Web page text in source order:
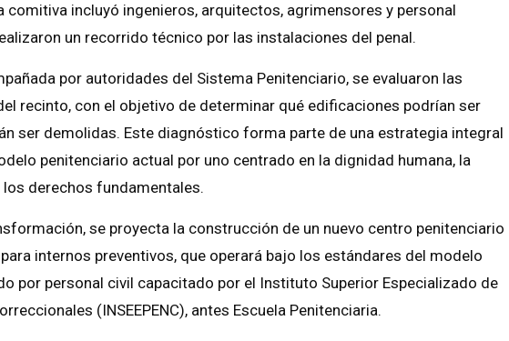
comitiva incluyó ingenieros, arquitectos, agrimensores y personal
un recorrido técnico por las instalaciones del penal.
por autoridades del Sistema Penitenciario, se evaluaron las
recinto, con el objetivo de determinar qué edificaciones podrían ser
ser demolidas. Este diagnóstico forma parte de una estrategia integral
penitenciario actual por uno centrado en la dignidad humana, la
derechos fundamentales.
se proyecta la construcción de un nuevo centro penitenciario
internos preventivos, que operará bajo los estándares del modelo
por personal civil capacitado por el Instituto Superior Especializado de
(INSEEPENC), antes Escuela Penitenciaria.